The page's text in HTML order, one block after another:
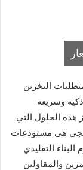
التخزين
ذكية وسريعة
هذه الحلول التي
هي مستودعات
التقليدي
والمقاولين